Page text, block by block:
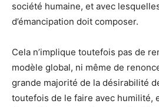
société humaine, et avec
d’émancipation doit composer.
Cela n’implique toutefois pas de
modèle global, ni même de
grande majorité de la désirabilité
toutefois de le faire avec humilité,